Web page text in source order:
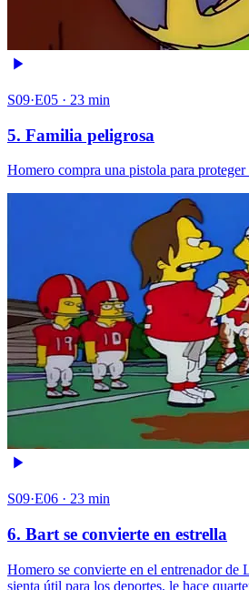
S09·E05 · 23 min
5. Familia peligrosa
Homero compra una pistola para
S09·E06 · 23 min
6. Bart se convierte en estrella
Homero se convierte en el entrenador
sienta útil para los deportes, le hace